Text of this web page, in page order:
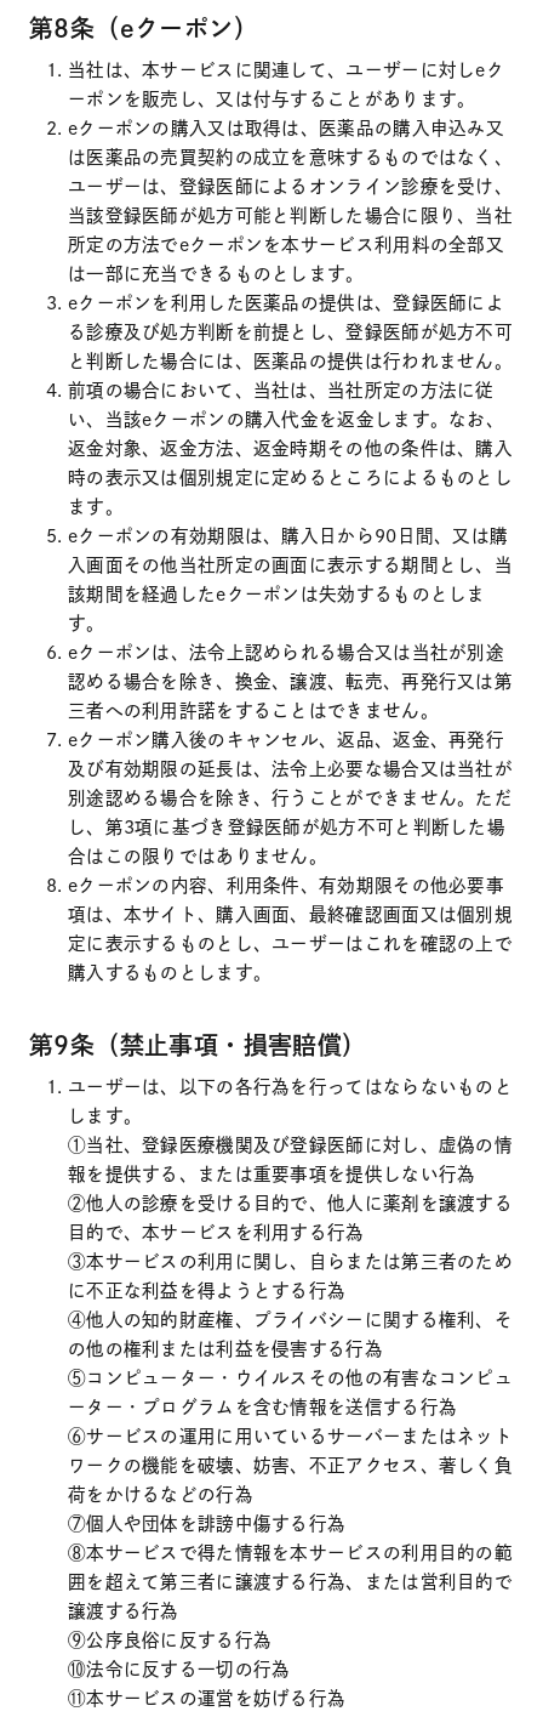
第8条（eクーポン）
当社は、本サービスに関連して、ユーザーに対しeク
ーポンを販売し、又は付与することがあります。
eクーポンの購入又は取得は、医薬品の購入申込み又
は医薬品の売買契約の成立を意味するものではなく、
ユーザーは、登録医師によるオンライン診療を受け、
当該登録医師が処方可能と判断した場合に限り、当社
所定の方法でeクーポンを本サービス利用料の全部又
は一部に充当できるものとします。
eクーポンを利用した医薬品の提供は、登録医師によ
る診療及び処方判断を前提とし、登録医師が処方不可
と判断した場合には、医薬品の提供は行われません。
前項の場合において、当社は、当社所定の方法に従
い、当該eクーポンの購入代金を返金します。なお、
返金対象、返金方法、返金時期その他の条件は、購入
時の表示又は個別規定に定めるところによるものとし
ます。
eクーポンの有効期限は、購入日から90日間、又は購
入画面その他当社所定の画面に表示する期間とし、当
該期間を経過したeクーポンは失効するものとしま
す。
eクーポンは、法令上認められる場合又は当社が別途
認める場合を除き、換金、譲渡、転売、再発行又は第
三者への利用許諾をすることはできません。
eクーポン購入後のキャンセル、返品、返金、再発行
及び有効期限の延長は、法令上必要な場合又は当社が
別途認める場合を除き、行うことができません。ただ
し、第3項に基づき登録医師が処方不可と判断した場
合はこの限りではありません。
eクーポンの内容、利用条件、有効期限その他必要事
項は、本サイト、購入画面、最終確認画面又は個別規
定に表示するものとし、ユーザーはこれを確認の上で
購入するものとします。
第9条（禁止事項・損害賠償）
ユーザーは、以下の各行為を行ってはならないものと
します。
①当社、登録医療機関及び登録医師に対し、虚偽の情
報を提供する、または重要事項を提供しない行為
②他人の診療を受ける目的で、他人に薬剤を譲渡する
目的で、本サービスを利用する行為
③本サービスの利用に関し、自らまたは第三者のため
に不正な利益を得ようとする行為
④他人の知的財産権、プライバシーに関する権利、そ
の他の権利または利益を侵害する行為
⑤コンピューター・ウイルスその他の有害なコンピュ
ーター・プログラムを含む情報を送信する行為
⑥サービスの運用に用いているサーバーまたはネット
ワークの機能を破壊、妨害、不正アクセス、著しく負
荷をかけるなどの行為
⑦個人や団体を誹謗中傷する行為
⑧本サービスで得た情報を本サービスの利用目的の範
囲を超えて第三者に譲渡する行為、または営利目的で
譲渡する行為
⑨公序良俗に反する行為
⑩法令に反する一切の行為
⑪本サービスの運営を妨げる行為